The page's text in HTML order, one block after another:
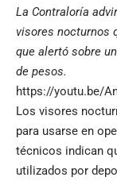
La Contraloría
visores nocturnos
que alertó sobre
de pesos.
https://youtu.be/
Los visores
para usarse en
técnicos indican
utilizados por